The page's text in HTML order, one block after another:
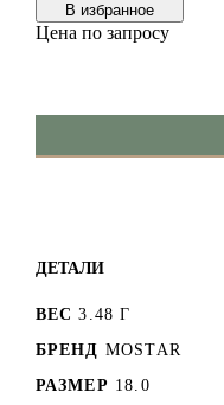
В избранноe
Цена по запросу
ДЕТАЛИ
ВЕС 3.48 Г
БРЕНД MOSTAR
РАЗМЕР 18.0